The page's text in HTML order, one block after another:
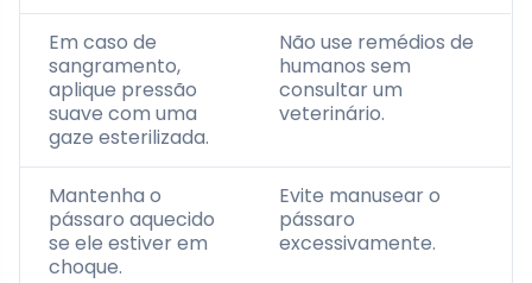
Em caso de
sangramento,
aplique pressão
suave com uma
gaze esterilizada.
Não use remédios de
humanos sem
consultar um
veterinário.
Mantenha o
pássaro aquecido
se ele estiver em
choque.
Evite manusear o
pássaro
excessivamente.